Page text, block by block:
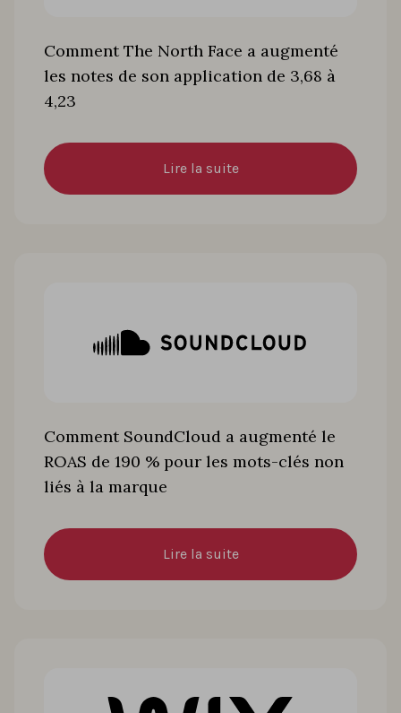
Comment The North Face a augmenté
les notes de son application de 3,68 à
4,23
Lire la suite
Comment SoundCloud a augmenté le
ROAS de 190 % pour les mots-clés non
liés à la marque
Lire la suite